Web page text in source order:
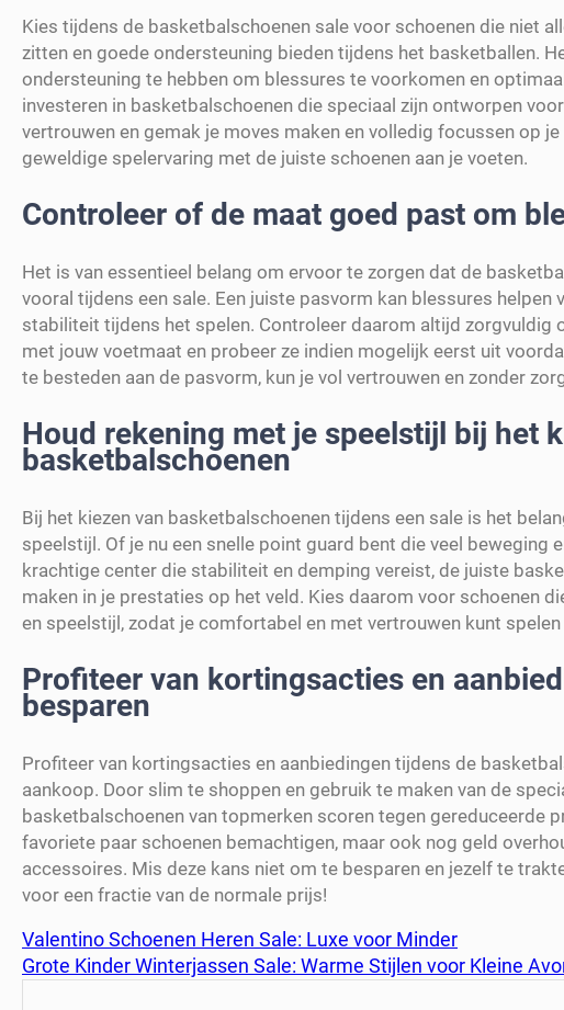
Kies tijdens de basketbalschoenen sale voor schoenen die niet
zitten en goede ondersteuning bieden tijdens het basketballen.
ondersteuning te hebben om blessures te voorkomen en
investeren in basketbalschoenen die speciaal zijn ontworpen
vertrouwen en gemak je moves maken en volledig focussen op
geweldige spelervaring met de juiste schoenen aan je voeten.
Controleer of de maat goed past om
Het is van essentieel belang om ervoor te zorgen dat de
vooral tijdens een sale. Een juiste pasvorm kan blessures
stabiliteit tijdens het spelen. Controleer daarom altijd zorgvuldig
met jouw voetmaat en probeer ze indien mogelijk eerst uit
te besteden aan de pasvorm, kun je vol vertrouwen en zonder
Houd rekening met je speelstijl bij het
basketbalschoenen
Bij het kiezen van basketbalschoenen tijdens een sale is het
speelstijl. Of je nu een snelle point guard bent die veel beweging
krachtige center die stabiliteit en demping vereist, de juiste
maken in je prestaties op het veld. Kies daarom voor schoenen
en speelstijl, zodat je comfortabel en met vertrouwen kunt
Profiteer van kortingsacties en
besparen
Profiteer van kortingsacties en aanbiedingen tijdens de
aankoop. Door slim te shoppen en gebruik te maken van de
basketbalschoenen van topmerken scoren tegen gereduceerde
favoriete paar schoenen bemachtigen, maar ook nog geld
accessoires. Mis deze kans niet om te besparen en jezelf te
voor een fractie van de normale prijs!
Valentino Schoenen Heren Sale: Luxe voor Minder
Grote Kinder Winterjassen Sale: Warme Stijlen voor Kleine